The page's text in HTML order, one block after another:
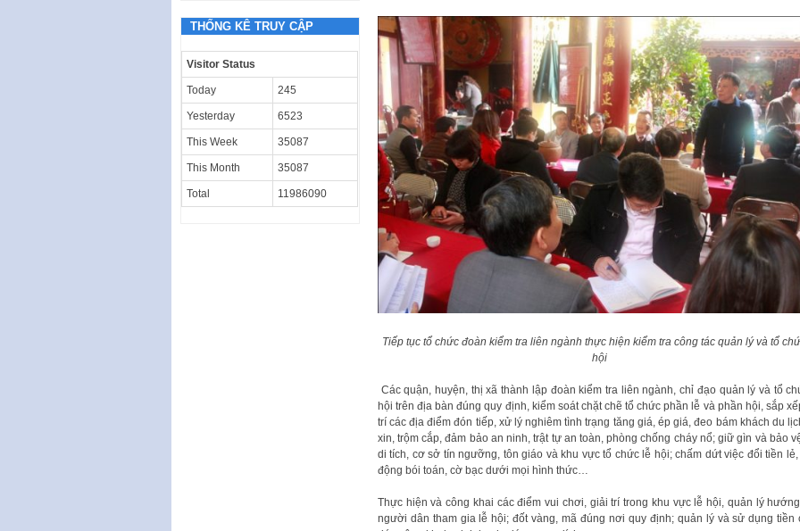
Tiếp tục tổ chức đoàn kiểm tra liên ngành thực hiện kiểm tra công tác quản lý và tổ
hội
Các quận, huyện, thị xã thành lập đoàn kiểm tra liên ngành, chỉ đạo quản lý và tổ
hội trên địa bàn đúng quy định, kiểm soát chặt chẽ tổ chức phần lễ và phần hội, sắp
trí các địa điểm đón tiếp, xử lý nghiêm tình trạng tăng giá, ép giá, đeo bám khách du
xin, trộm cắp, đảm bảo an ninh, trật tự an toàn, phòng chống cháy nổ; giữ gìn và bảo
di tích, cơ sở tín ngưỡng, tôn giáo và khu vực tổ chức lễ hội; chấm dứt việc đổi tiền lẻ,
động bói toán, cờ bạc dưới mọi hình thức…
Thực hiện và công khai các điểm vui chơi, giải trí trong khu vực lễ hội, quản lý
người dân tham gia lễ hội; đốt vàng, mã đúng nơi quy định; quản lý và sử dụng tiền
THỐNG KÊ TRUY CẬP
Visitor Status
Today 245
Yesterday 6523
This Week 35087
This Month 35087
Total 11986090